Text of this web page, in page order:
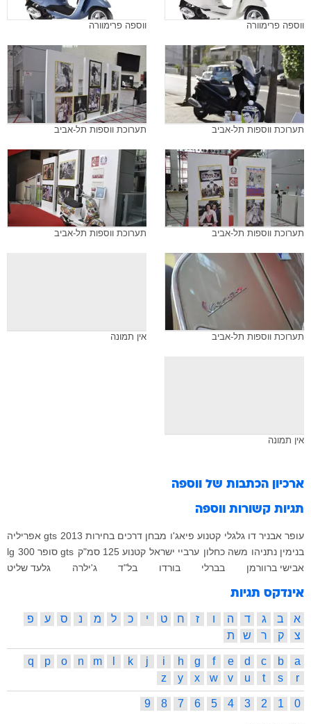
ווספה פרימוורה ווספה פרימוורה
תערוכת ווספות תל-אביב תערוכת ווספות תל-אביב
תערוכת ווספות תל-אביב תערוכת ווספות תל-אביב
תערוכת ווספות תל-אביב אין תמונה
אין תמונה
ארכיון הכתבות של ווספה
תגיות קשורות ווספה
עופר אבניר דו גלגלי קטנוע פיאג'ו מבחן דרכים בחירות 2013 gts אפריליה
בנימין נתניהו משה כחלון ערביי ישראל קטנוע 125 סמ"ק gts סופר 300
lg
אבישי ברוורמן
בברלי בורדו בל"ד ג'ילרה גלעד שליט
אינדקס תגיות
א ב ג ד ה ו ז ח ט י כ ל מ נ ס ע
פ
צ
ק ר ש ת
a
b
c
d
e
f
g
h
i
j
k
m
n
o
p
q
r
s
t
u
v
w
x
y
z
0
1
2
3
4
5
6
7
8
9